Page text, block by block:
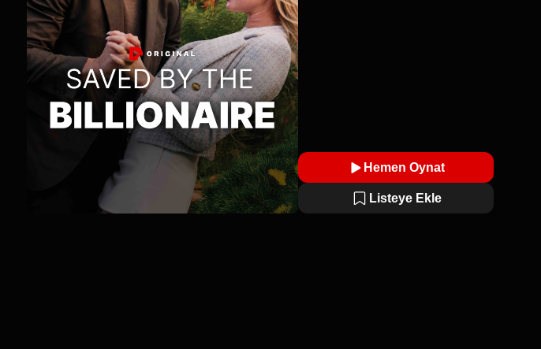
Hemen Oynat
Listeye Ekle